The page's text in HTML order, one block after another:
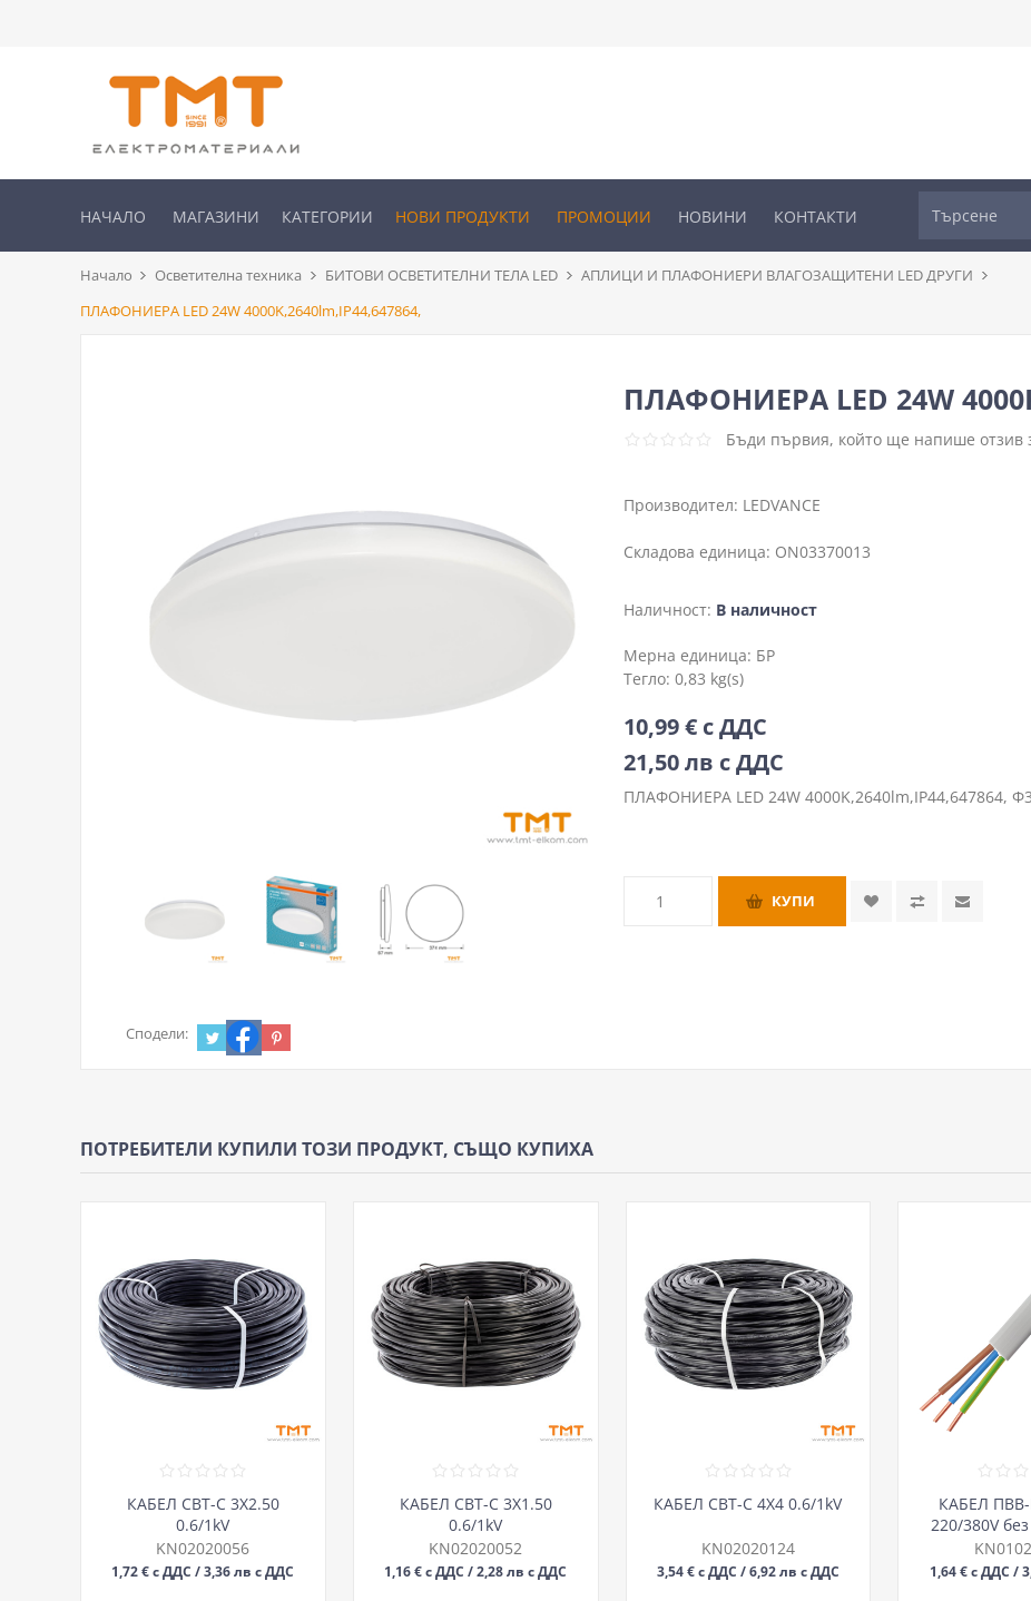
НАЧАЛО МАГАЗИНИ КАТЕГОРИИ НОВИ ПРОДУКТИ ПРОМОЦИИ НОВИНИ КОНТАКТИ
Начало Осветителна техника БИТОВИ ОСВЕТИТЕЛНИ ТЕЛА LED
АПЛИЦИ И ПЛАФОНИЕРИ ВЛАГОЗАЩИТЕНИ LED ДРУГИ
ПЛАФОНИЕРА LED 24W 4000K,2640lm,IP44,647864,
ПЛАФОНИЕРА LED 24W
Бъди първия, който ще напише отзив
Производител: LEDVANCE
Складова единица: ON03370013
Наличност: В наличност
Мерна единица: БР
Тегло:0,83 kg(s)
10,99 € с ДДС
21,50 лв с ДДС
ПЛАФОНИЕРА LED 24W 4000K,2640lm,IP44,647864,
Сподели:
ПОТРЕБИТЕЛИ КУПИЛИ ТОЗИ ПРОДУКТ, СЪЩО КУПИХА
КАБЕЛ СВТ-С 3Х2.50
0.6/1kV
KN02020056
1,72 € с ДДС / 3,36 лв с ДДС
КАБЕЛ СВТ-С 3Х1.50
0.6/1kV
KN02020052
1,16 € с ДДС / 2,28 лв с ДДС
КАБЕЛ СВТ-С 4Х4 0.6/1kV
KN02020124
3,54 € с ДДС / 6,92 лв с ДДС
КАБЕЛ
220/380V
1,64 € с ДДС /